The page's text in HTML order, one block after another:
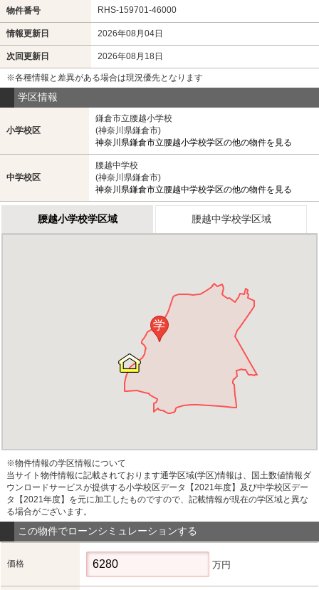
物件番号 RHS-159701-46000
情報更新日 2026年08月04日
次回更新日 2026年08月18日
※各種情報と差異がある場合は現況優先となります
学区情報
小学校区
鎌倉市立腰越小学校
(神奈川県鎌倉市)
神奈川県鎌倉市立腰越小学校学区の他の物件を見る
中学校区
腰越中学校
(神奈川県鎌倉市)
神奈川県鎌倉市立腰越中学校学区の他の物件を見る
腰越小学校学区域 腰越中学校学区域
学
※物件情報の学区情報について
当サイト物件情報に記載されております通学区域(学区)情報は、国土数値情報ダ
ウンロードサービスが提供する小学校区データ【2021年度】及び中学校区デー
タ【2021年度】を元に加工したものですので、記載情報が現在の学区域と異な
る場合がございます。
この物件でローンシミュレーションする
価格 万円